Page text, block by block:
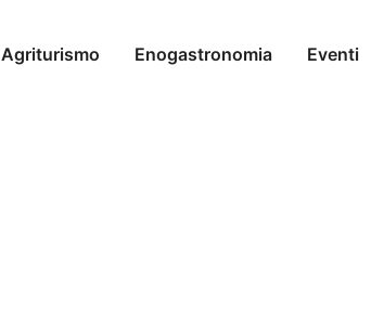
Agriturismo Enogastronomia Eventi